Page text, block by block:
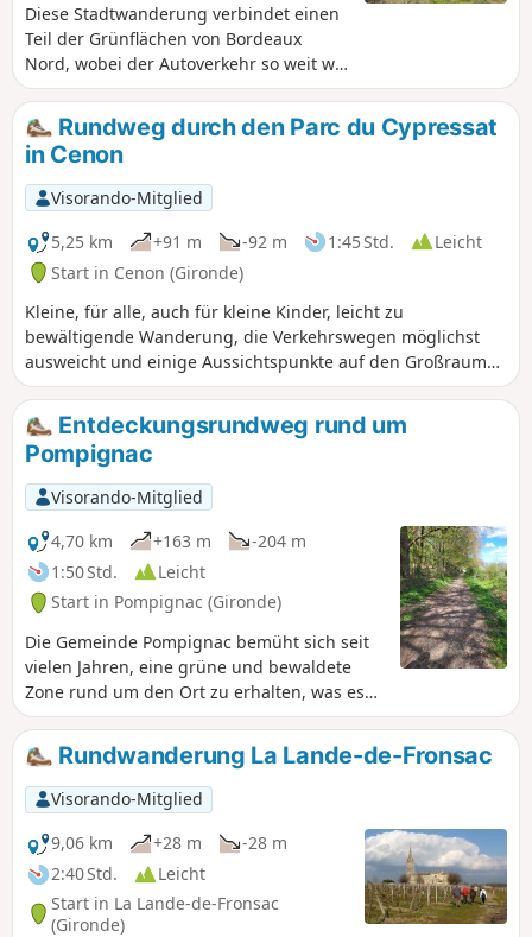
Diese Stadtwanderung verbindet einen
Teil der Grünflächen von Bordeaux
Nord, wobei der Autoverkehr so weit wie
möglich vermieden wird, und dauert
weniger als 2 Stunden. Da Bordeaux
sich weit nach Norden erstreckt, ist es
unmöglich, alle Grünflächen zu
besuchen. Der Stadtrundgang bietet
einen recht umfassenden Überblick
über Bordeaux, die bürgerlichen Viertel,
die Arbeiterviertel, die alten Viertel, die
renovierten Viertel, die schönen
Privatgärten und die mehr oder weniger
zugänglichen und gepflegten
öffentlichen Gärten. Mit etwas Vorsicht
kann man den Rundgang auch mit dem
Fahrrad machen.
Rundweg durch den Parc du Cypressat
in Cenon
Visorando-Mitglied
5,25 km
+91 m -92 m 1:45 Std.
Leicht
Start in Cenon (Gironde)
Kleine, für alle, auch für kleine Kinder, leicht zu
bewältigende Wanderung, die Verkehrswegen möglichst
ausweicht und einige Aussichtspunkte auf den Großraum
Bordeaux bietet. Ideal für einen Sonntagnachmittag mit der
Familie.Entdeckungsrundweg rund um
Pompignac
Visorando-Mitglied
4,70 km
+163 m
-204 m
1:50 Std.
Leicht
Start in Pompignac (Gironde)
Die Gemeinde Pompignac bemüht sich seit
vielen Jahren, eine grüne und bewaldete
Zone rund um den Ort zu erhalten, was es
ihr ermöglicht hat, in Zusammenarbeit mit
dem Gemeindeverband „Communauté de
Communes des Coteaux Bordelais“ und dem
Departement Gironde einen sehr
angenehmen Rundwanderweg anzulegen.
Der Weg ist gut markiert (folgen Sie
entweder „Ceinture Verte“ oder „Boucle de
Découverte de Pompignac“).
Rundwanderung La Lande-de-Fronsac
Visorando-Mitglied
9,06 km
+28 m
-28 m
2:40 Std.
Leicht
Start in La Lande-de-Fronsac
(Gironde)